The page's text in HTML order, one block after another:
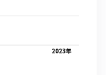
2023年